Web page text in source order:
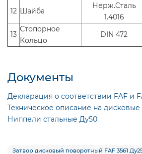
12 Шайба
Нерж.Сталь
1.4016
13
Стопорное
Кольцо
DIN 472
Документы
Декларация о соответствии FAF и
Техническое описание на дисковые
Ниппели стальные Ду50
Затвор дисковый поворотный FAF 3561